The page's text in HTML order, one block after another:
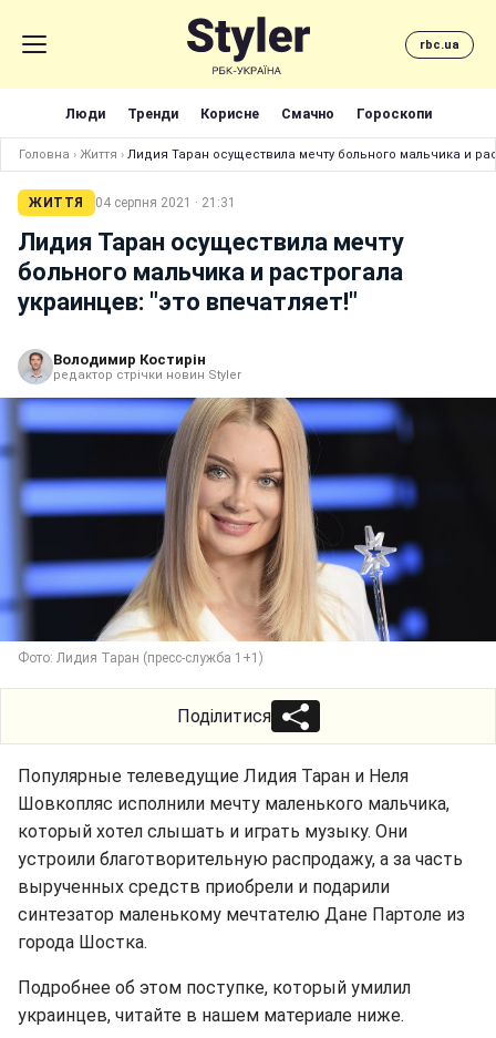
rbc.ua
Люди Тренди Корисне Смачно Гороскопи
Головна › Життя › Лидия Таран осуществила мечту больного мальчика и
ЖИТТЯ 04 серпня 2021 · 21:31
Лидия Таран осуществила мечту
больного мальчика и растрогала
украинцев: "это впечатляет!"
Володимир Костирін
редактор стрічки новин Styler
Фото: Лидия Таран (пресс-служба 1+1)
Поділитися
Популярные телеведущие Лидия Таран и Неля
Шовкопляс исполнили мечту маленького мальчика,
который хотел слышать и играть музыку. Они
устроили благотворительную распродажу, а за часть
вырученных средств приобрели и подарили
синтезатор маленькому мечтателю Дане Партоле из
города Шостка.
Подробнее об этом поступке, который умилил
украинцев, читайте в нашем материале ниже.